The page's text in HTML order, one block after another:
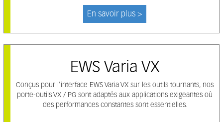
En savoir plus >
EWS Varia VX
Conçus pour l'interface EWS Varia VX sur les outils tournants, nos
porte-outils VX / PG sont adaptés aux applications exigeantes où
des performances constantes sont essentielles.